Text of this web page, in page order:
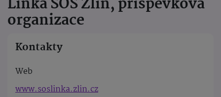
organizace
Kontakty
Web
www.soslinka.zlin.cz